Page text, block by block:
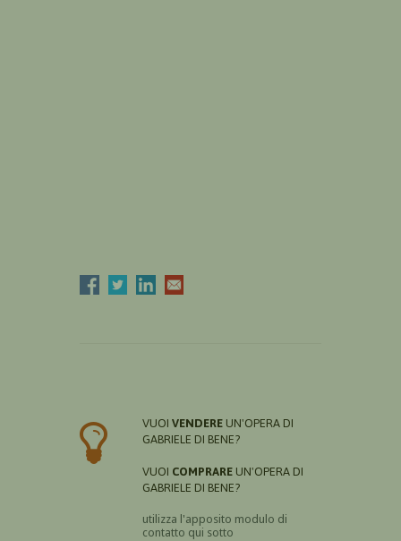
VUOI VENDERE UN'OPERA DI
GABRIELE DI BENE?
VUOI COMPRARE UN'OPERA DI
GABRIELE DI BENE?
utilizza l'apposito modulo di
contatto qui sotto